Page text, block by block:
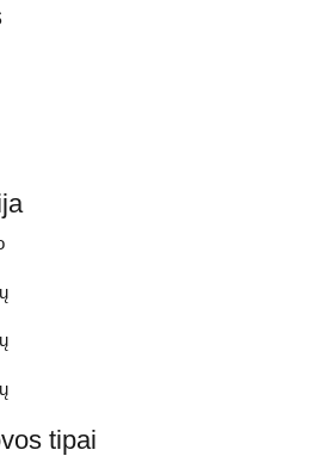
tipai